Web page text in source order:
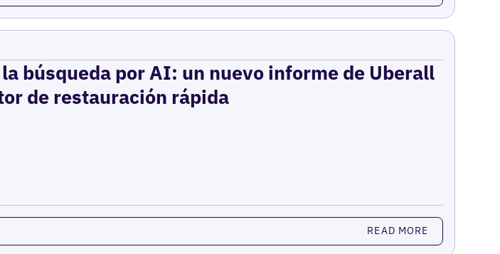
búsqueda por AI: un nuevo informe de Uberall
de restauración rápida
READ MORE